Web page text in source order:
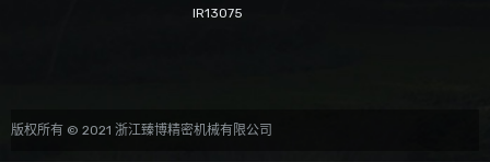
IR13075
版权所有 © 2021 浙江臻博精密机械有限公司